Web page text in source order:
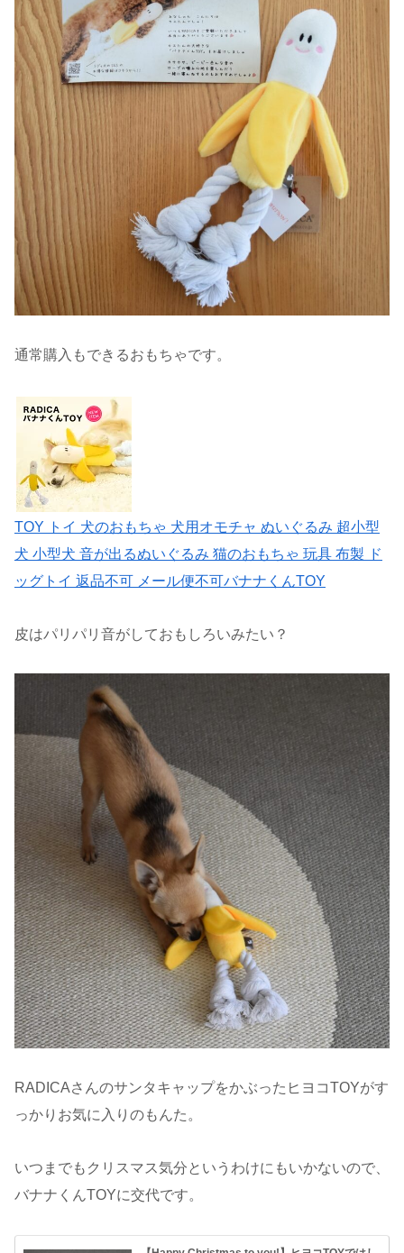
通常購入もできるおもちゃです。
TOY トイ 犬のおもちゃ 犬用オモチャ ぬいぐるみ 超小型
犬 小型犬 音が出るぬいぐるみ 猫のおもちゃ 玩具 布製 ド
ッグトイ 返品不可 メール便不可バナナくんTOY
皮はパリパリ音がしておもしろいみたい？
RADICAさんのサンタキャップをかぶったヒヨコTOYがす
っかりお気に入りのもんた。
いつまでもクリスマス気分というわけにもいかないので、
バナナくんTOYに交代です。